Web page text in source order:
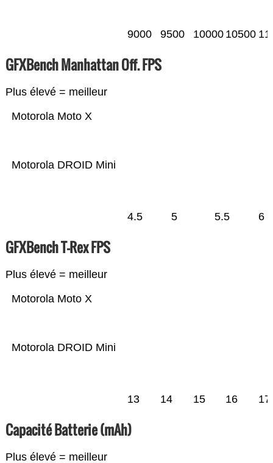
9000 9500 10000 10500
GFXBench Manhattan Off. FPS
Plus élevé = meilleur
Motorola DROID Mini
Motorola Moto X
4.5 5 5.5 6
GFXBench T-Rex FPS
Plus élevé = meilleur
Motorola DROID Mini
Motorola Moto X
13 14 15 16 17
Capacité Batterie (mAh)
Plus élevé = meilleur